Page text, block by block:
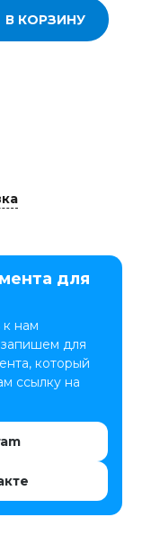
В КОРЗИНУ
для
к нам
для
который
ссылку на